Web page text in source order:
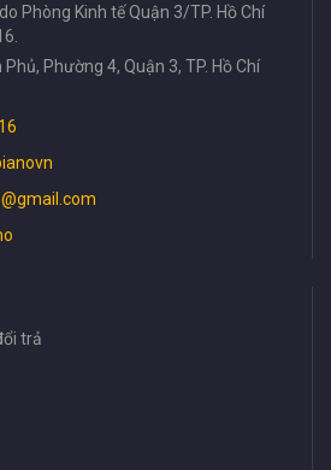
Phòng Kinh tế Quận 3/TP. Hồ Chí
Phường 4, Quận 3, TP. Hồ Chí
trả